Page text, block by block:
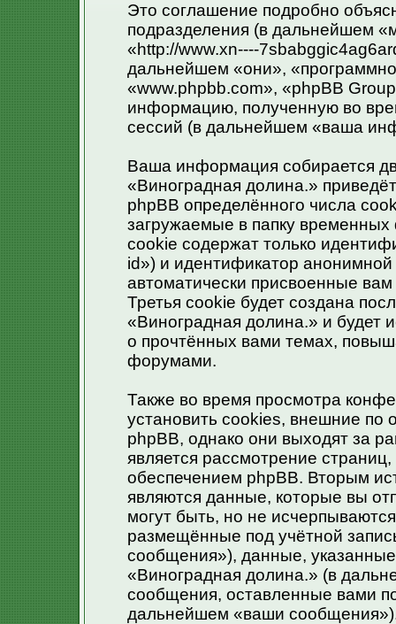
Это соглашение подробно
подразделения (в дальнейшем
«http://www.xn----
дальнейшем «они»,
«www.phpbb.com», «phpBB
информацию, полученную во
сессий (в дальнейшем «ваша
Ваша информация собирается
«Виноградная долина.»
phpBB определённого числа
загружаемые в папку
cookie содержат только
id») и идентификатор
автоматически присвоенные
Третья cookie будет создана
«Виноградная долина.» и будет
о прочтённых вами темах,
форумами.
Также во время просмотра
установить cookies, внешние
phpBB, однако они выходят за
является рассмотрение
обеспечением phpBB. Вторым
являются данные, которые вы
могут быть, но не
размещённые под учётной
сообщения»), данные,
«Виноградная долина.» (в
сообщения, оставленные вами
дальнейшем «ваши